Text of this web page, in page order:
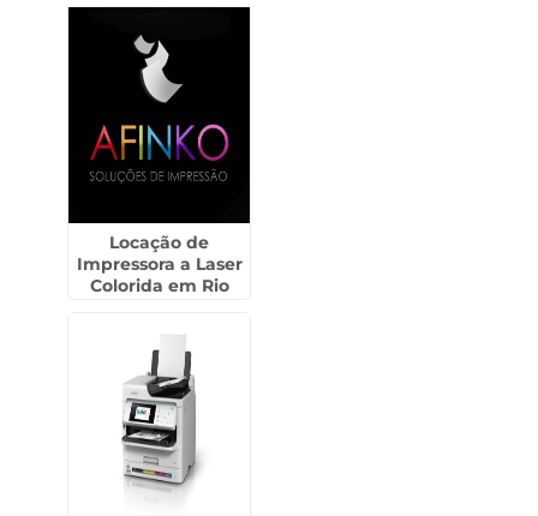
Locação de
Impressora a Laser
Colorida em Rio